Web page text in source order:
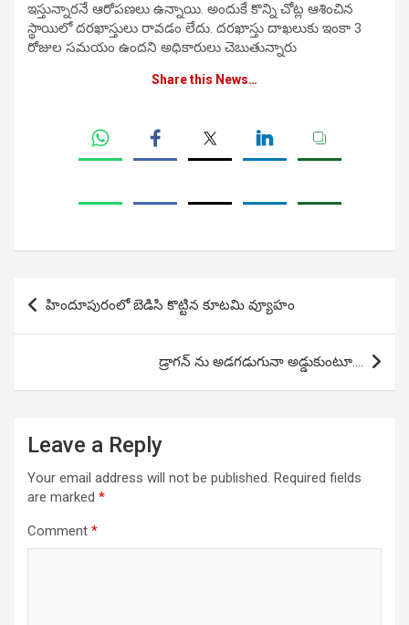
ఇస్తున్నారనే ఆరోపణలు ఉన్నాయి. అందుకే కొన్ని చోట్ల ఆశించిన
స్థాయిలో దరఖాస్తులు రావడం లేదు. దరఖాస్తు దాఖలుకు ఇంకా 3
రోజుల సమయం ఉందని అధికారులు చెబుతున్నారు
Share this News…
Post
navigation
హిందూపురంలో బెడిసి కొట్టిన కూటమి వ్యూహం
డ్రాగన్ ను అడగడుగునా అడ్డుకుంటూ….
Leave a Reply
Your email address will not be published. Required fields
are marked *
Comment *